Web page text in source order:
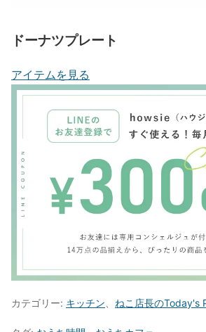
ドーナツプレート
アイテムを見る
カテゴリー: キッチン ねこ店長のToday's